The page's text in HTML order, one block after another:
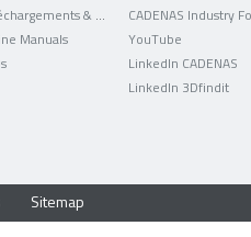
Manuals
YouTube
LinkedIn CADENAS
LinkedIn 3Dfindit
Sitemap